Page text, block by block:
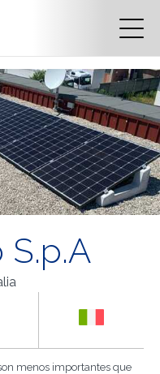
S.p.A
menos importantes que